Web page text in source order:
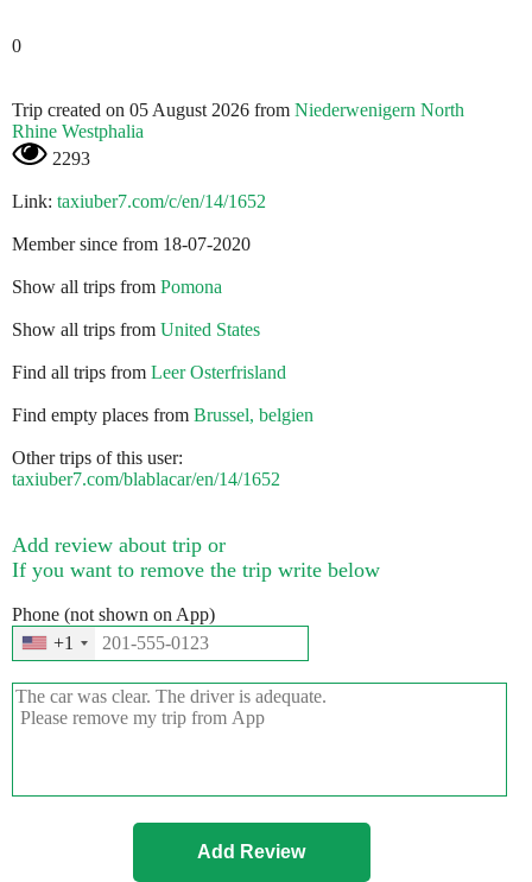
0
Trip created on 05 August 2026 from Niederwenigern North
Rhine Westphalia
2293
Link: taxiuber7.com/c/en/14/1652
Member since from 18-07-2020
Show all trips from Pomona
Show all trips from United States
Find all trips from Leer Osterfrisland
Find empty places from Brussel, belgien
Other trips of this user:
taxiuber7.com/blablacar/en/14/1652
Add review about trip or
If you want to remove the trip write below
Phone (not shown on App)
+1